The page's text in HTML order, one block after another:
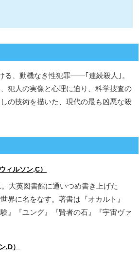
る、動機なき性犯罪――｢連続殺人｣。
犯人の実像と心理に迫り、科学捜査の
の技術を描いた、現代の最も凶悪な殺
ィルソン,C）
大英図書館に通いつめ書き上げた
界に名をなす。著書は『オカルト』
験』『ユング』『賢者の石』『宇宙ヴァ
,D）